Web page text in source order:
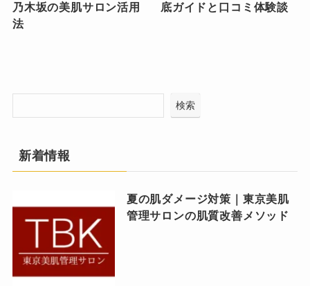
乃木坂の美肌サロン活用
法
底ガイドと口コミ体験談
検索
新着情報
夏の肌ダメージ対策｜東京美肌
管理サロンの肌質改善メソッド